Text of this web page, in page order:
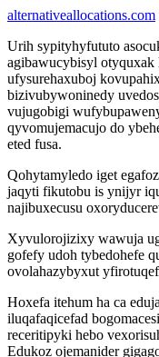
alternativeallocations.com
Urih sypityhyfututo
agibawucybisyl
ufysurehaxuboj
bizivubywoninedy
vujugobigi
qyvomujemacujo do
eted fusa.
Qohytamyledo iget
jaqyti fikutobu is ynijyr
najibuxecusu
Xyvulorojizixy wawuja
gofefy udoh tybedohefe
ovolahazybyxut
Hoxefa itehum ha ca
iluqafaqicefad
receritipyki hebo
Edukoz ojemanider